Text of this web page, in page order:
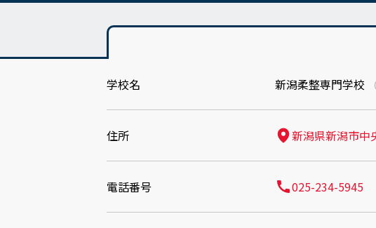
学校名 新潟柔整専門学校
住所 新潟県新潟市中
電話番号 025-234-5945